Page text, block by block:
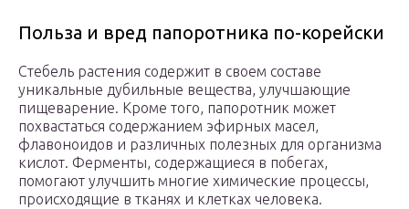
Польза и вред папоротника по-корейски
Стебель растения содержит в своем составе
уникальные дубильные вещества, улучшающие
пищеварение. Кроме того, папоротник может
похвастаться содержанием эфирных масел,
флавоноидов и различных полезных для организма
кислот. Ферменты, содержащиеся в побегах,
помогают улучшить многие химические процессы,
происходящие в тканях и клетках человека.